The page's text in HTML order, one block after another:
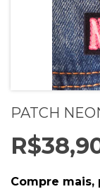
PATCH
Compre mais,